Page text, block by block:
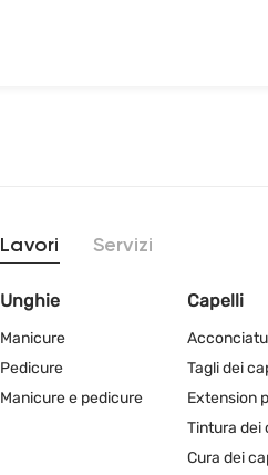
Lavori Servizi
Unghie
Manicure
Pedicure
Manicure e pedicure
Capelli
Tagli dei
Extension
Tintura dei
Cura dei